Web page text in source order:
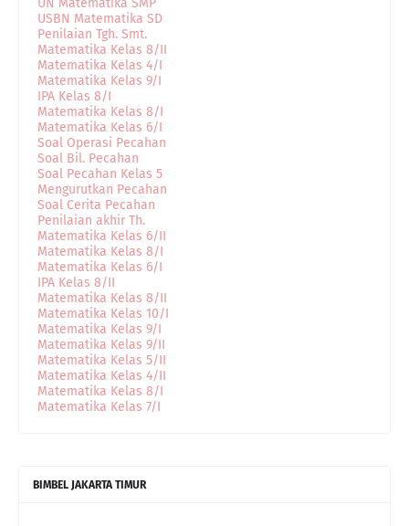
UN Matematika SMP
USBN Matematika SD
Penilaian Tgh. Smt.
Matematika Kelas 8/II
Matematika Kelas 4/I
Matematika Kelas 9/I
IPA Kelas 8/I
Matematika Kelas 8/I
Matematika Kelas 6/I
Soal Operasi Pecahan
Soal Bil. Pecahan
Soal Pecahan Kelas 5
Mengurutkan Pecahan
Soal Cerita Pecahan
Penilaian akhir Th.
Matematika Kelas 6/II
Matematika Kelas 8/I
Matematika Kelas 6/I
IPA Kelas 8/II
Matematika Kelas 8/II
Matematika Kelas 10/I
Matematika Kelas 9/I
Matematika Kelas 9/II
Matematika Kelas 5/II
Matematika Kelas 4/II
Matematika Kelas 8/I
Matematika Kelas 7/I
BIMBEL JAKARTA TIMUR